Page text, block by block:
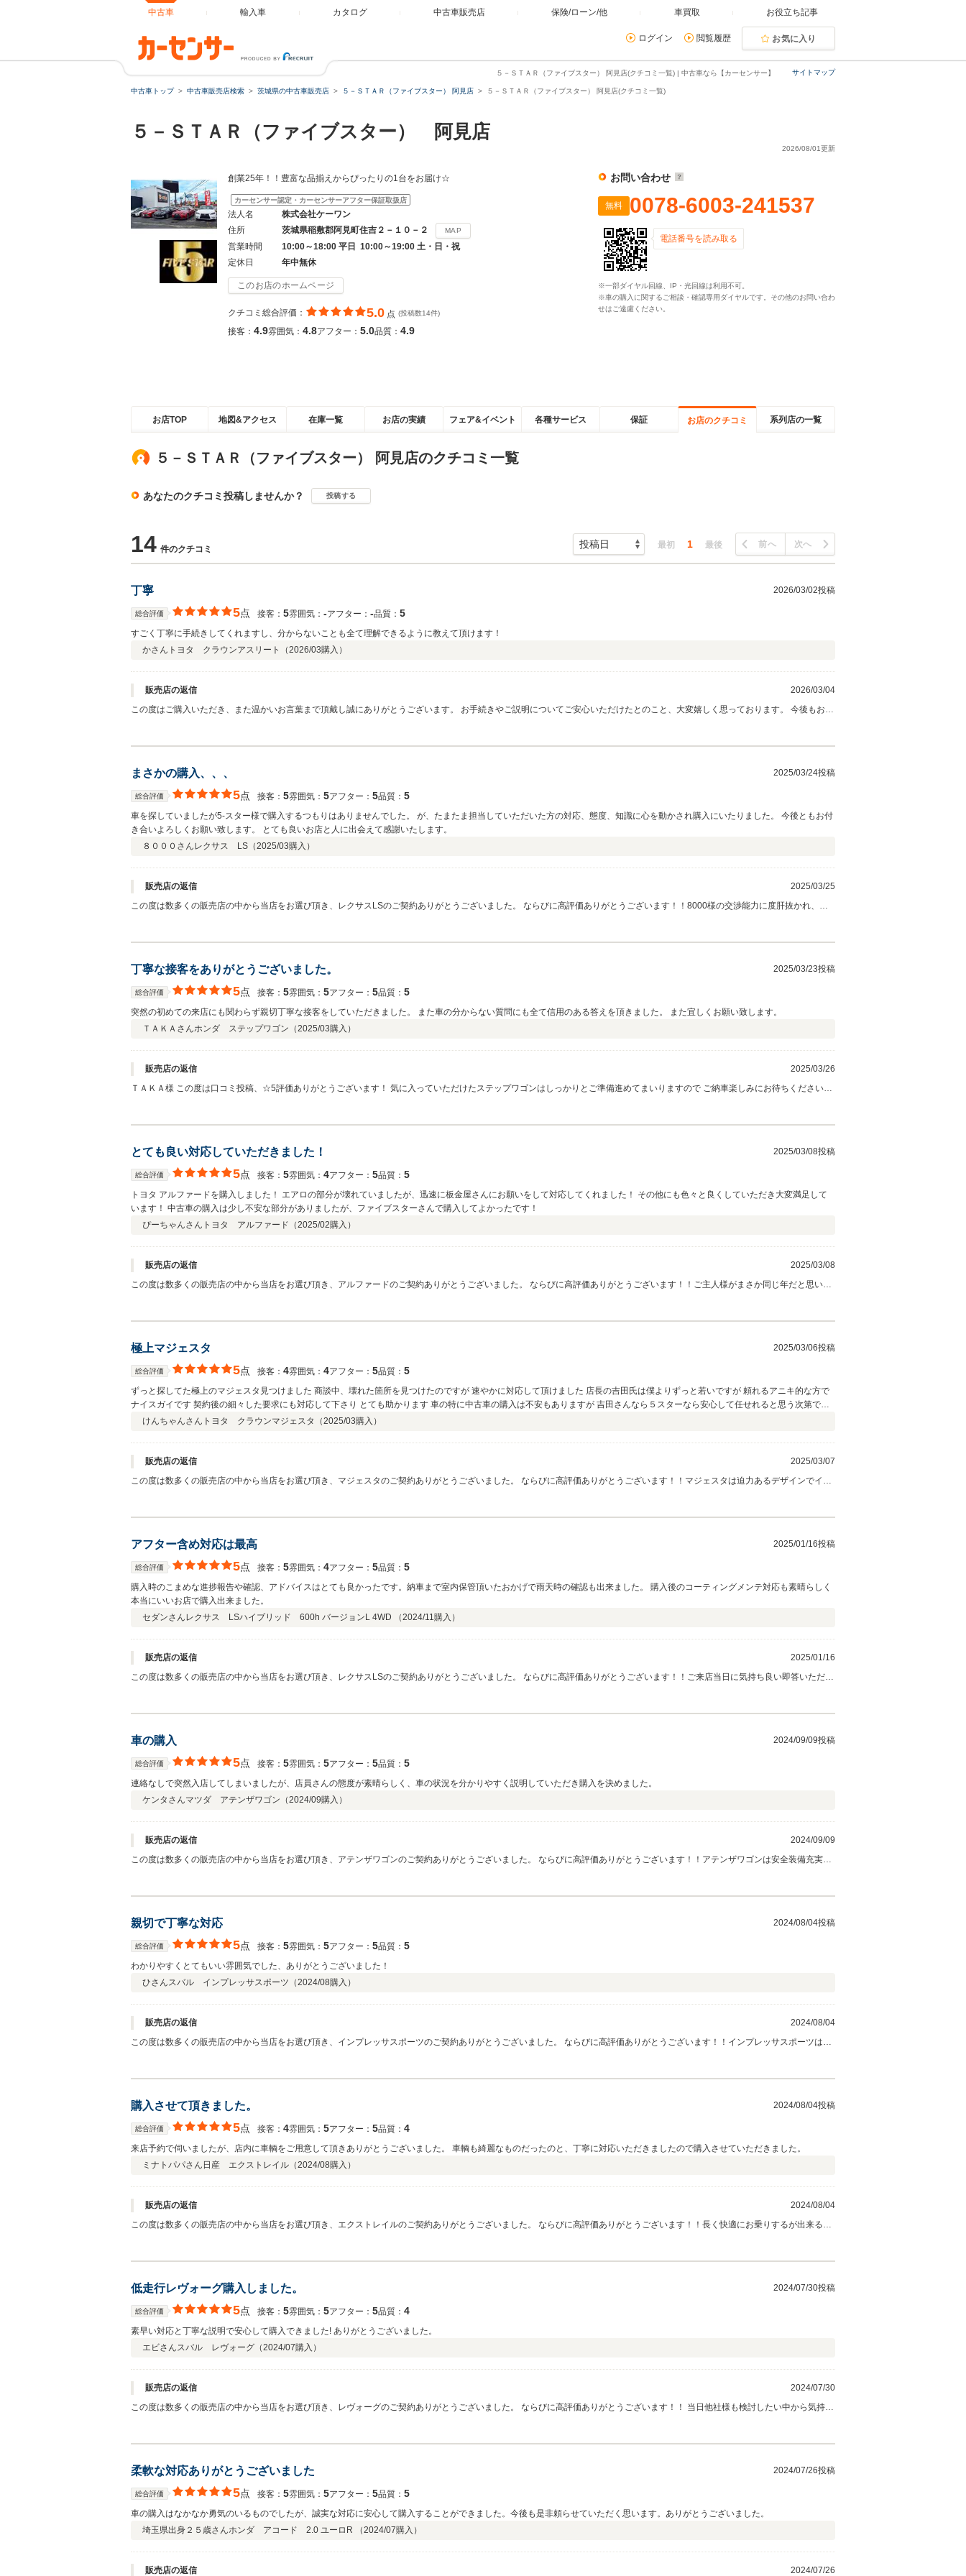
中古車 輸入車 カタログ 中古車販売店 保険/ローン/他 車買取 お役立ち記事
ログイン 閲覧履歴 お気に入り
サイトマップ
５－ＳＴＡＲ（ファイブスター） 阿見店(クチコミ一覧) | 中古車なら【カーセンサー】
中古車トップ 中古車販売店検索 茨城県の中古車販売店 ５－ＳＴＡＲ（ファイブスター） 阿見店 ５－ＳＴＡＲ（ファイブスター） 阿見店(クチコミ一覧)
５－ＳＴＡＲ（ファイブスター） 阿見店
2026/08/01更新
創業25年！！豊富な品揃えからぴったりの1台をお届け☆
カーセンサー認定・カーセンサーアフター保証取扱店
法人名
株式会社ケーワン
住所
茨城県稲敷郡阿見町住吉２－１０－２ MAP
営業時間
10:00～18:00 平日 10:00～19:00 土・日・祝
定休日
年中無休
このお店のホームページ
クチコミ総合評価： 5.0 点 (投稿数14件)
接客： 4.9雰囲気： 4.8アフター： 5.0品質： 4.9
お問い合わせ
無料 0078-6003-241537
電話番号を読み取る
※一部ダイヤル回線、IP・光回線は利用不可。
※車の購入に関するご相談・確認専用ダイヤルです。その他のお問い合わ
せはご遠慮ください。
お店TOP 地図&アクセス 在庫一覧 お店の実績 フェア&イベント 各種サービス 保証 お店のクチコミ 系列店の一覧
５－ＳＴＡＲ（ファイブスター） 阿見店のクチコミ一覧
あなたのクチコミ投稿しませんか？ 投稿する
14 件のクチコミ 最初 1 最後 前へ 次へ
丁寧 2026/03/02投稿
総合評価 5点 接客： 5雰囲気： ‐アフター： ‐品質： 5
すごく丁寧に手続きしてくれますし、分からないことも全て理解できるように教えて頂けます！
かさん トヨタ クラウンアスリート（2026/03購入）
販売店の返信
2026/03/04
この度はご購入いただき、また温かいお言葉まで頂戴し誠にありがとうございます。 お手続きやご説明についてご安心いただけたとのこと、大変嬉しく思っております。 今後もお車
まさかの購入、、、 2025/03/24投稿
総合評価 5点 接客： 5雰囲気： 5アフター： 5品質： 5
車を探していましたが5-スター様で購入するつもりはありませんでした。 が、たまたま担当していただいた方の対応、態度、知識に心を動かされ購入にいたりました。 今後ともお付
き合いよろしくお願い致します。 とても良いお店と人に出会えて感謝いたします。
８０００さんレクサス LS（2025/03購入）
販売店の返信
2025/03/25
この度は数多くの販売店の中から当店をお選び頂き、レクサスLSのご契約ありがとうございました。 ならびに高評価ありがとうございます！！8000様の交渉能力に度肝抜かれ、私
丁寧な接客をありがとうございました。 2025/03/23投稿
総合評価 5点 接客： 5雰囲気： 5アフター： 5品質： 5
突然の初めての来店にも関わらず親切丁寧な接客をしていただきました。 また車の分からない質問にも全て信用のある答えを頂きました。 また宜しくお願い致します。
ＴＡＫＡさんホンダ ステップワゴン（2025/03購入）
販売店の返信
2025/03/26
ＴＡＫＡ様 この度は口コミ投稿、☆5評価ありがとうございます！ 気に入っていただけたステップワゴンはしっかりとご準備進めてまいりますので ご納車楽しみにお待ちください☆
とても良い対応していただきました！ 2025/03/08投稿
総合評価 5点 接客： 5雰囲気： 4アフター： 5品質： 5
トヨタ アルファードを購入しました！ エアロの部分が壊れていましたが、迅速に板金屋さんにお願いをして対応してくれました！ その他にも色々と良くしていただき大変満足して
います！ 中古車の購入は少し不安な部分がありましたが、ファイブスターさんで購入してよかったです！
ぴーちゃんさん トヨタ アルファード（2025/02購入）
販売店の返信
2025/03/08
この度は数多くの販売店の中から当店をお選び頂き、アルファードのご契約ありがとうございました。 ならびに高評価ありがとうございます！！ご主人様がまさか同じ年だと思いま
極上マジェスタ 2025/03/06投稿
総合評価 5点 接客： 4雰囲気： 4アフター： 5品質： 5
ずっと探してた極上のマジェスタ見つけました 商談中、壊れた箇所を見つけたのですが 速やかに対応して頂けました 店長の吉田氏は僕よりずっと若いですが 頼れるアニキ的な方で
ナイスガイです 契約後の細々した要求にも対応して下さり とても助かります 車の特に中古車の購入は不安もありますが 吉田さんなら５スターなら安心して任せれると思う次第で有
ります。
けんちゃんさん トヨタ クラウンマジェスタ（2025/03購入）
販売店の返信
2025/03/07
この度は数多くの販売店の中から当店をお選び頂き、マジェスタのご契約ありがとうございました。 ならびに高評価ありがとうございます！！マジェスタは迫力あるデザインでイン
アフター含め対応は最高 2025/01/16投稿
総合評価 5点 接客： 5雰囲気： 4アフター： 5品質： 5
購入時のこまめな進捗報告や確認、アドバイスはとても良かったです。納車まで室内保管頂いたおかげで雨天時の確認も出来ました。 購入後のコーティングメンテ対応も素晴らしく
本当にいいお店で購入出来ました。
セダンさんレクサス LSハイブリッド 600h バージョンL 4WD （2024/11購入）
販売店の返信
2025/01/16
この度は数多くの販売店の中から当店をお選び頂き、レクサスLSのご契約ありがとうございました。 ならびに高評価ありがとうございます！！ご来店当日に気持ち良い即答いただき
車の購入 2024/09/09投稿
総合評価 5点 接客： 5雰囲気： 5アフター： 5品質： 5
連絡なしで突然入店してしまいましたが、店員さんの態度が素晴らしく、車の状況を分かりやすく説明していただき購入を決めました。
ケンタさんマツダ アテンザワゴン（2024/09購入）
販売店の返信
2024/09/09
この度は数多くの販売店の中から当店をお選び頂き、アテンザワゴンのご契約ありがとうございました。 ならびに高評価ありがとうございます！！アテンザワゴンは安全装備充実し
親切で丁寧な対応 2024/08/04投稿
総合評価 5点 接客： 5雰囲気： 5アフター： 5品質： 5
わかりやすくとてもいい雰囲気でした、ありがとうございました！
ひさんスバル インプレッサスポーツ（2024/08購入）
販売店の返信
2024/08/04
この度は数多くの販売店の中から当店をお選び頂き、インプレッサスポーツのご契約ありがとうございました。 ならびに高評価ありがとうございます！！インプレッサスポーツは迫
購入させて頂きました。 2024/08/04投稿
総合評価 5点 接客： 4雰囲気： 5アフター： 5品質： 4
来店予約で伺いましたが、店内に車輌をご用意して頂きありがとうございました。 車輌も綺麗なものだったのと、丁寧に対応いただきましたので購入させていただきました。
ミナトパパさん 日産 エクストレイル（2024/08購入）
販売店の返信
2024/08/04
この度は数多くの販売店の中から当店をお選び頂き、エクストレイルのご契約ありがとうございました。 ならびに高評価ありがとうございます！！長く快適にお乗りするが出来るよ
低走行レヴォーグ購入しました。 2024/07/30投稿
総合評価 5点 接客： 5雰囲気： 5アフター： 5品質： 4
素早い対応と丁寧な説明で安心して購入できました! ありがとうございました。
エビさんスバル レヴォーグ（2024/07購入）
販売店の返信
2024/07/30
この度は数多くの販売店の中から当店をお選び頂き、レヴォーグのご契約ありがとうございました。 ならびに高評価ありがとうございます！！ 当日他社様も検討したい中から気持ち
柔軟な対応ありがとうございました 2024/07/26投稿
総合評価 5点 接客： 5雰囲気： 5アフター： 5品質： 5
車の購入はなかなか勇気のいるものでしたが、誠実な対応に安心して購入することができました。今後も是非頼らせていただく思います。ありがとうございました。
埼玉県出身２５歳さんホンダ アコード 2.0 ユーロR （2024/07購入）
販売店の返信 2024/07/26